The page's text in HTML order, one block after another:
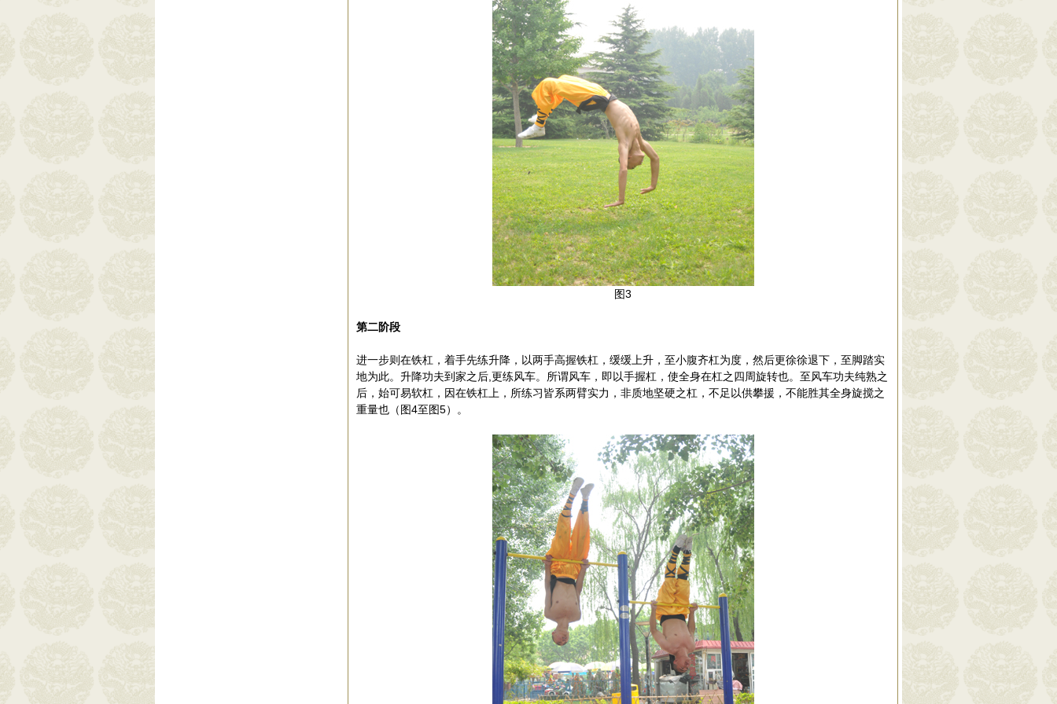
图3
第二阶段
进一步则在铁杠，着手先练升降，以两手高握铁杠，缓缓上升，至小腹齐杠为度，然后更徐徐退下，至脚踏实
地为此。升降功夫到家之后,更练风车。所谓风车，即以手握杠，使全身在杠之四周旋转也。至风车功夫纯熟之
后，始可易软杠，因在铁杠上，所练习皆系两臂实力，非质地坚硬之杠，不足以供攀援，不能胜其全身旋搅之
重量也（图4至图5）。